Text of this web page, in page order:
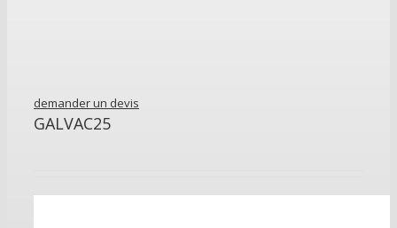
demander un devis
GALVAC25